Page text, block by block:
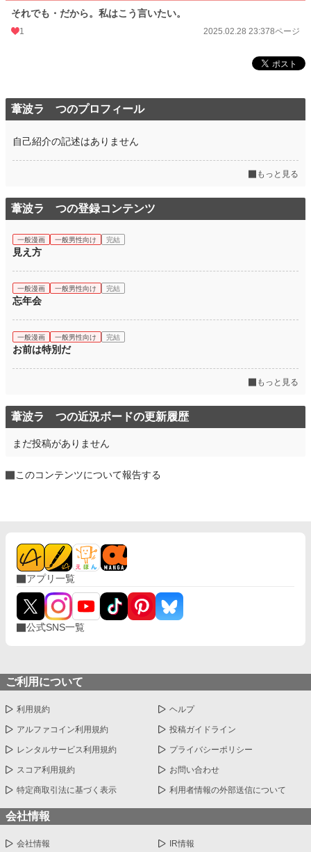
週間ポイント 0 pt (8,552 位)
月間ポイント
それでも・だから。私はこう言いたい。
1 2025.02.28 23:378ページ
葦波ラ つのプロフィール
自己紹介の記述はありません
もっと見る
葦波ラ つの登録コンテンツ
一般漫画 一般男性向け 完結
見え方
一般漫画 一般男性向け 完結
忘年会
一般漫画 一般男性向け 完結
お前は特別だ
もっと見る
葦波ラ つの近況ボードの更新履歴
まだ投稿がありません
このコンテンツについて報告する
アプリ一覧
公式SNS一覧
ご利用について
利用規約 ヘルプ
アルファコイン利用規約 投稿ガイドライン
レンタルサービス利用規約 プライバシーポリシー
スコア利用規約 お問い合わせ
特定商取引法に基づく表示 利用者情報の外部送信について
会社情報
会社情報 IR情報